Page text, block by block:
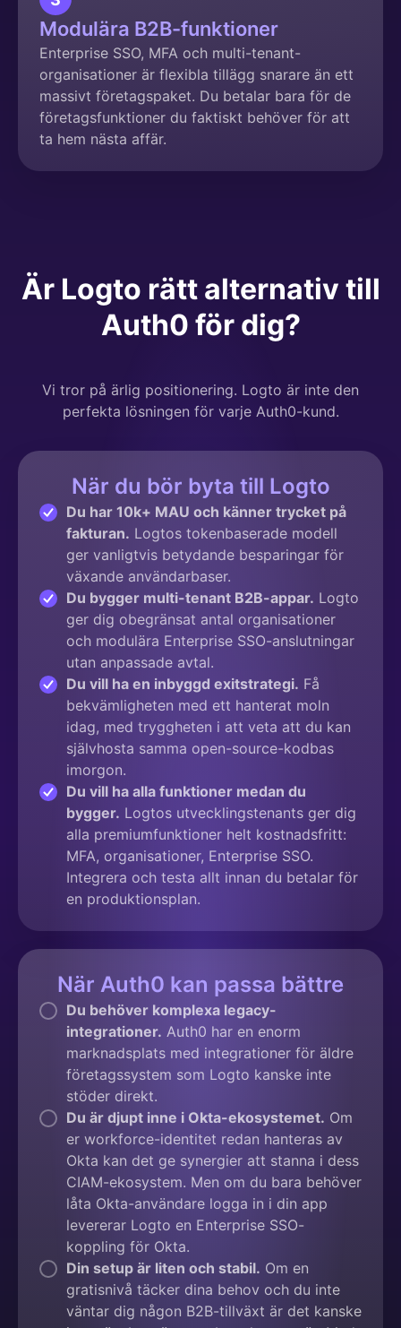
Modulära B2B-funktioner
Enterprise SSO, MFA och multi-tenant-
organisationer är flexibla tillägg snarare än ett
massivt företagspaket. Du betalar bara för de
företagsfunktioner du faktiskt behöver för att
ta hem nästa affär.
Är Logto rätt alternativ till
Auth0 för dig?
Vi tror på ärlig positionering. Logto är inte den
perfekta lösningen för varje Auth0-kund.
När du bör byta till Logto
Du har 10k+ MAU och känner trycket på
fakturan. Logtos tokenbaserade modell
ger vanligtvis betydande besparingar för
växande användarbaser.
Du bygger multi-tenant B2B-appar. Logto
ger dig obegränsat antal organisationer
och modulära Enterprise SSO-anslutningar
utan anpassade avtal.
Du vill ha en inbyggd exitstrategi. Få
bekvämligheten med ett hanterat moln
idag, med tryggheten i att veta att du kan
självhosta samma open-source-kodbas
imorgon.
Du vill ha alla funktioner medan du
bygger. Logtos utvecklingstenants ger dig
alla premiumfunktioner helt kostnadsfritt:
MFA, organisationer, Enterprise SSO.
Integrera och testa allt innan du betalar för
en produktionsplan.
När Auth0 kan passa bättre
Du behöver komplexa legacy-
integrationer. Auth0 har en enorm
marknadsplats med integrationer för äldre
företagssystem som Logto kanske inte
stöder direkt.
Du är djupt inne i Okta-ekosystemet. Om
er workforce-identitet redan hanteras av
Okta kan det ge synergier att stanna i dess
CIAM-ekosystem. Men om du bara behöver
låta Okta-användare logga in i din app
levererar Logto en Enterprise SSO-
koppling för Okta.
Din setup är liten och stabil. Om en
gratisnivå täcker dina behov och du inte
väntar dig någon B2B-tillväxt är det kanske